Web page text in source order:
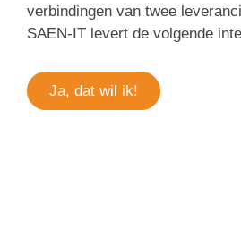
verbindingen van twee
SAEN-IT levert de volgende
Ja, dat wil ik!